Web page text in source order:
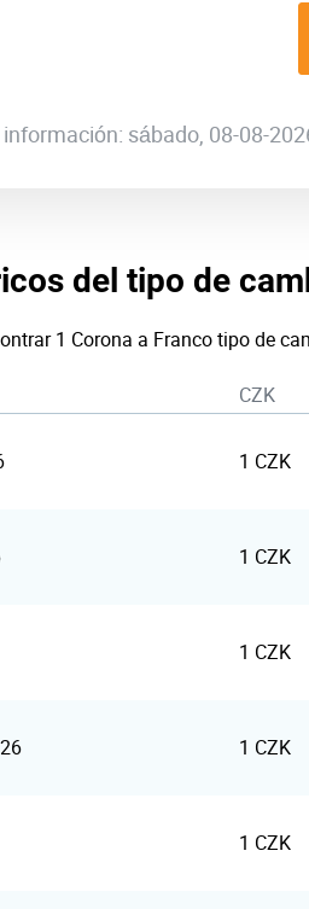
sábado, 08-08-
del tipo de
1 Corona a Franco tipo de
CZK
1 CZK
1 CZK
1 CZK
1 CZK
1 CZK